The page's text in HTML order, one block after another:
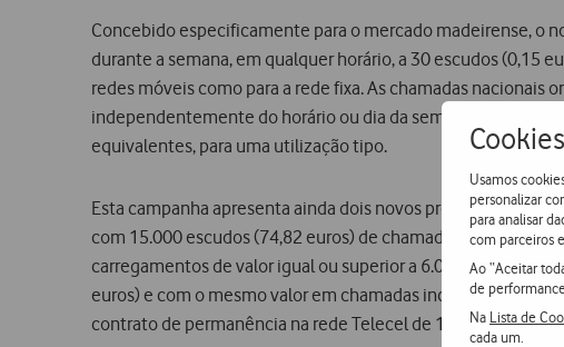
Cookies
Usamos
personalizar
para analisar
com parceiros
Ao “Aceitar
de
Na Lista de
cada um.
Concebido especificamente para o mercado madeirense, o
durante a semana, em qualquer horário, a 30 escudos (0,15
redes móveis como para a rede fixa. As chamadas nacionais
independentemente do horário ou dia da semana. Este
equivalentes, para uma utilização tipo.
Esta campanha apresenta ainda dois novos produtos
com 15.000 escudos (74,82 euros) de chamadas, 3.000
carregamentos de valor igual ou superior a 6.000 (29.93
euros) e com o mesmo valor em chamadas incluídas. O
contrato de permanência na rede Telecel de 18 meses.